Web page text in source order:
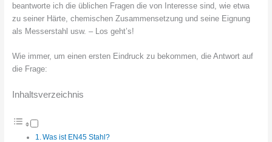
beantworte ich die üblichen Fragen die von Interesse sind, wie etwa
zu seiner Härte, chemischen Zusammensetzung und seine Eignung
als Messerstahl usw. – Los geht’s!
Wie immer, um einen ersten Eindruck zu bekommen, die Antwort auf
die Frage:
Inhaltsverzeichnis
Was ist EN45 Stahl?